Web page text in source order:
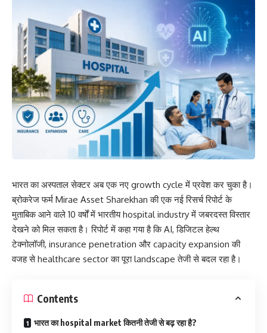
भारत का अस्पताल सेक्टर अब एक नए growth cycle में प्रवेश कर चुका है।
ब्रोकरेज फर्म Mirae Asset Sharekhan की एक नई रिसर्च रिपोर्ट के
मुताबिक आने वाले 10 वर्षों में भारतीय hospital industry में जबरदस्त विस्तार
देखने को मिल सकता है। रिपोर्ट में कहा गया है कि AI, डिजिटल हेल्थ
टेक्नोलॉजी, insurance penetration और capacity expansion की
वजह से healthcare sector का पूरा landscape तेजी से बदल रहा है।
Contents
भारत का hospital market कितनी तेजी से बढ़ रहा है?